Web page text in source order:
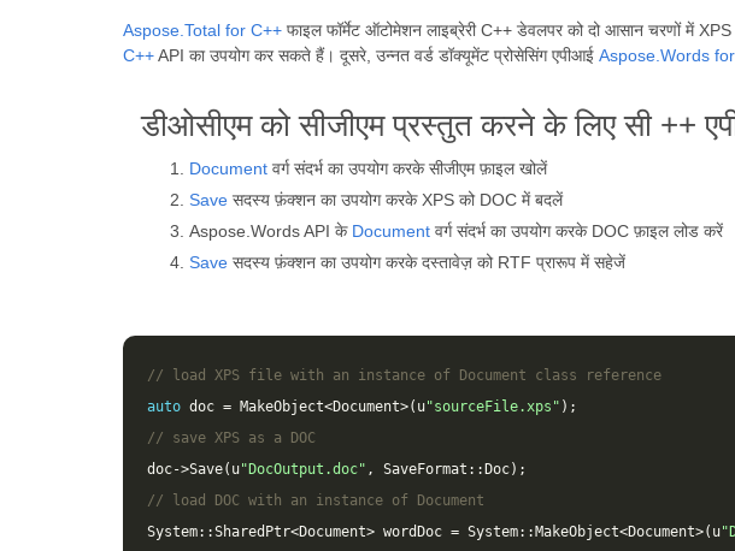
Aspose.Total for C++ फाइल फॉर्मेट ऑटोमेशन लाइब्रेरी C++ डेवलपर को दो आसान चरणों में
C++API का उपयोग कर सकते हैं। दूसरे, उन्नत वर्ड डॉक्यूमेंट प्रोसेसिंग एपीआई Aspose.Words
डीओसीएम को सीजीएम प्रस्तुत करने के लिए सी ++
Document वर्ग संदर्भ का उपयोग करके सीजीएम फ़ाइल खोलें
Save सदस्य फ़ंक्शन का उपयोग करके XPS को DOC में बदलें
Aspose.Words API के Document वर्ग संदर्भ का उपयोग करके DOC फ़ाइल लोड करें
Save सदस्य फ़ंक्शन का उपयोग करके दस्तावेज़ को RTF प्रारूप में सहेजें
// load XPS file with an instance of Document class reference
auto doc = MakeObject<Document>( u"sourceFile.xps" );
// save XPS as a DOC
doc->Save( u"DocOutput.doc" , SaveFormat :: Doc);
// load DOC with an instance of Document
System::SharedPtr<Document> wordDoc = System:: MakeObject<Document>( u